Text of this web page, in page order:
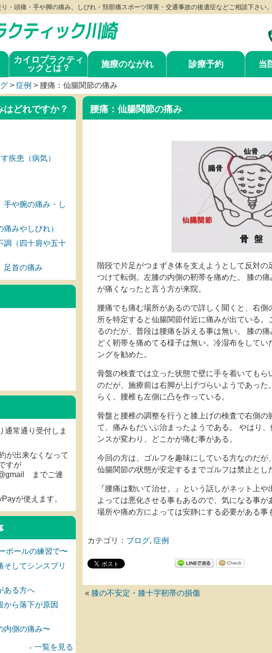
・頭痛・手や脚の痛み、しびれ・頚部痛スポーツ障害・交通事故の後遺症などご相談下さい。
カイロプラクティ
ックとは？
施療のながれ 診療予約 当
> 症例 > 腰痛：仙腸関節の痛み
腰痛：仙腸関節の痛み
階段で片足がつまずき体を支えようとして反対
つけて転倒。左膝の内側の靭帯を痛めた。 膝の
が痛くなったと言う方が来院。
腰痛でも痛む場所があるので詳しく聞くと、右
所を特定すると仙腸関節付近に痛みが出ている
るのだが、普段は腰痛を訴える事は無い。 膝の
どく靭帯を痛めてる様子は無い。冷湿布をして
ングを勧めた。
骨盤の検査では立った状態で壁に手を着いてもら
のだが、施療前は右脚が上げづらいようであっ
らく、腰椎も左側に凸を作っている。
骨盤と腰椎の調整を行うと膝上げの検査で右側の
て、痛みもだいぶ治まったようである。 やはり
ンスが変わり、どこかが痛む事がある。
今回の方は、ゴルフを趣味にしている方なのだ
仙腸関節の状態が安定するまでゴルフは禁止とし
『腰痛は動いて治せ。』という話しがネット上
よっては悪化させる事もあるので、気になる事が
場所や痛め方によっては安静にする必要がある事
カテゴリ： ブログ,症例
« 膝の不安定・膝十字靭帯の損傷
はどれですか？
疾患（病気）
手や腕の痛み・し
みやしびれ）
調（四十肩や五十
足首の痛み
通常通り受付しま
が出来なくなって
すが
までご連
が使えます。
ボールの練習で〜
そしてシンスプリ
ある方へ
から落下が原因
側の痛み〜
一覧を見る